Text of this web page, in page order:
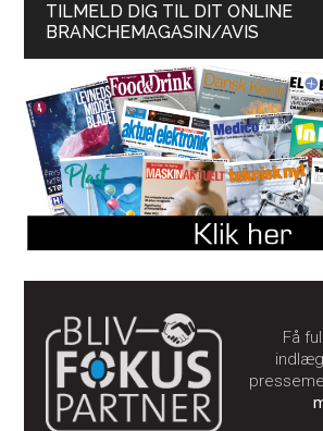
TILMELD DIG TIL DIT ONLINE
BRANCHEMAGASIN/AVIS
Få